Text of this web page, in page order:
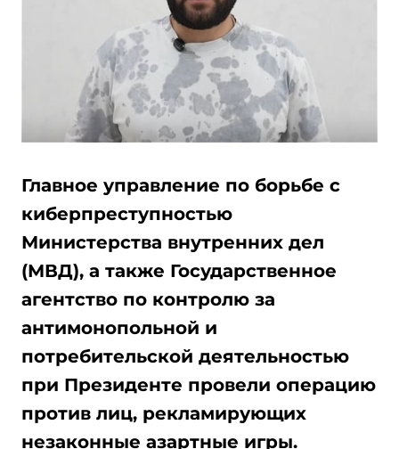
Главное управление по борьбе с
киберпреступностью
Министерства внутренних дел
(МВД), а также Государственное
агентство по контролю за
антимонопольной и
потребительской деятельностью
при Президенте провели операцию
против лиц, рекламирующих
незаконные азартные игры.